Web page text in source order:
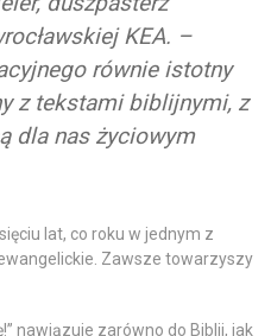
KEA. –
równie istotny
z tekstami biblijnymi, z
dla nas życiowym
lat, co roku w jednym z
Zawsze towarzyszy
nawiązuje zarówno do Biblii, jak